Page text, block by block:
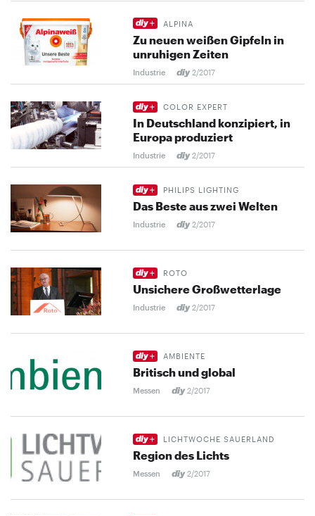
ALPINA
Zu neuen weißen Gipfeln in
unruhigen Zeiten
Industrie 2/2017
COLOR EXPERT
In Deutschland konzipiert, in
Europa produziert
Industrie 2/2017
PHILIPS LIGHTING
Das Beste aus zwei Welten
Industrie 2/2017
ROTO
Unsichere Großwetterlage
Industrie 2/2017
AMBIENTE
Britisch und global
Messen 2/2017
LICHTWOCHE SAUERLAND
Region des Lichts
Messen 2/2017